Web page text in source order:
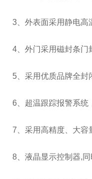
3、外表面采用静电高
4、外门采用磁封条门
5、采用优质品牌全封
6、超温跟踪报警系统
7、采用高精度、大容
8、液晶显示控制器,